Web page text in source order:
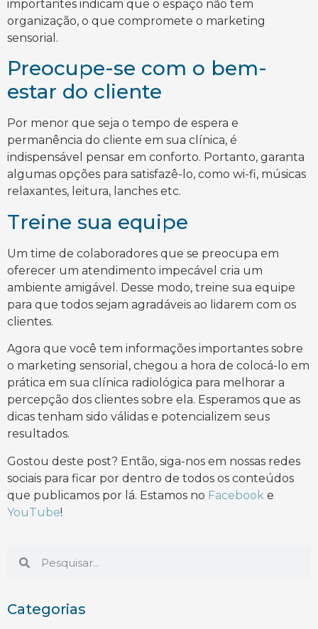
importantes indicam que o espaço não tem
organização, o que compromete o marketing
sensorial.
Preocupe-se com o bem-
estar do cliente
Por menor que seja o tempo de espera e
permanência do cliente em sua clínica, é
indispensável pensar em conforto. Portanto, garanta
algumas opções para satisfazê-lo, como wi-fi, músicas
relaxantes, leitura, lanches etc.
Treine sua equipe
Um time de colaboradores que se preocupa em
oferecer um atendimento impecável cria um
ambiente amigável. Desse modo, treine sua equipe
para que todos sejam agradáveis ao lidarem com os
clientes.
Agora que você tem informações importantes sobre
o marketing sensorial, chegou a hora de colocá-lo em
prática em sua clínica radiológica para melhorar a
percepção dos clientes sobre ela. Esperamos que as
dicas tenham sido válidas e potencializem seus
resultados.
Gostou deste post? Então, siga-nos em nossas redes
sociais para ficar por dentro de todos os conteúdos
que publicamos por lá. Estamos no Facebook e
YouTube!
Categorias